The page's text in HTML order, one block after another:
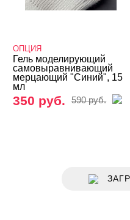
ОПЦИЯ
Гель моделирующий
самовыравнивающий
мерцающий "Синий", 15
мл
350 руб. 590 руб.